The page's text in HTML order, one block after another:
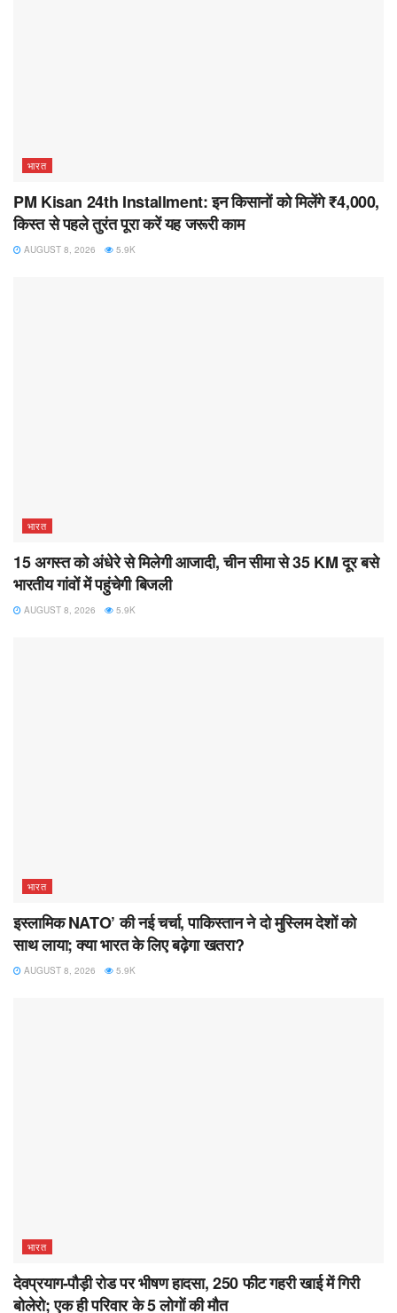
भारत
PM Kisan 24th Installment: इन किसानों को मिलेंगे ₹4,000,
किस्त से पहले तुरंत पूरा करें यह जरूरी काम
AUGUST 8, 2026 5.9K
भारत
15 अगस्त को अंधेरे से मिलेगी आजादी, चीन सीमा से 35 KM दूर बसे
भारतीय गांवों में पहुंचेगी बिजली
AUGUST 8, 2026 5.9K
भारत
इस्लामिक NATO’ की नई चर्चा, पाकिस्तान ने दो मुस्लिम देशों को
साथ लाया; क्या भारत के लिए बढ़ेगा खतरा?
AUGUST 8, 2026 5.9K
भारत
देवप्रयाग-पौड़ी रोड पर भीषण हादसा, 250 फीट गहरी खाई में गिरी
बोलेरो; एक ही परिवार के 5 लोगों की मौत